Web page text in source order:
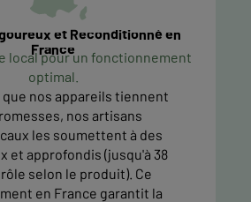
et Reconditionné en
France
local pour un fonctionnement
optimal.
nos appareils tiennent
nos artisans
les soumettent à des
et approfondis (jusqu'à 38
selon le produit). Ce
en France garantit la